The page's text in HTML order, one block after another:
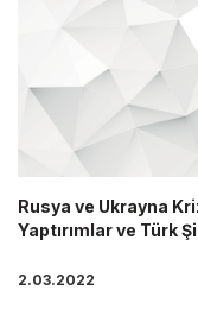
Rusya ve Ukrayna
Yaptırımlar ve Türk
2.03.2022